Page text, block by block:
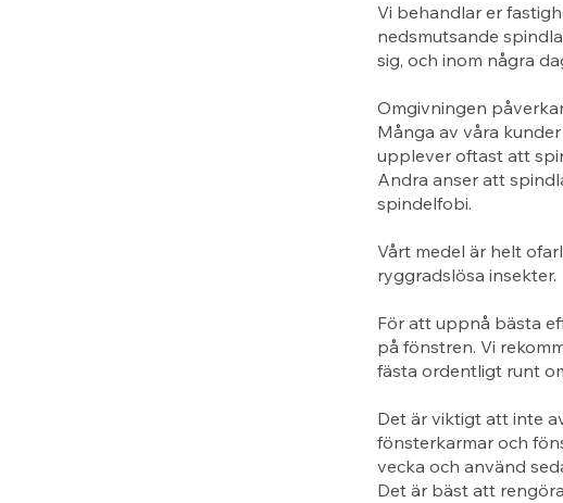
Vi behandlar er
nedsmutsande
sig, och inom några
Omgivningen
Många av våra
upplever oftast att
Andra anser att
spindelfobi.
Vårt medel är helt
ryggradslösa insekter.
För att uppnå bästa
på fönstren. Vi
fästa ordentligt runt
Det är viktigt att inte
fönsterkarmar och
vecka och använd
Det är bäst att